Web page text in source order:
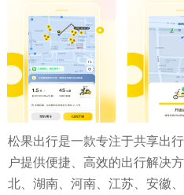
松果出行是一款专注于共享出
户提供便捷、高效的出行解决
北、湖南、河南、江苏、安徽